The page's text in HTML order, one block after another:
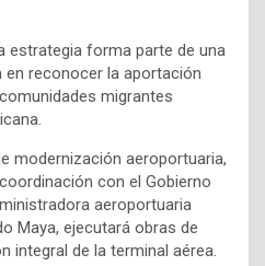
estrategia forma parte de una
reconocer la aportación
migrantes
modernización aeroportuaria,
con el Gobierno
aeroportuaria
Maya, ejecutará obras de
integral de la terminal aérea.